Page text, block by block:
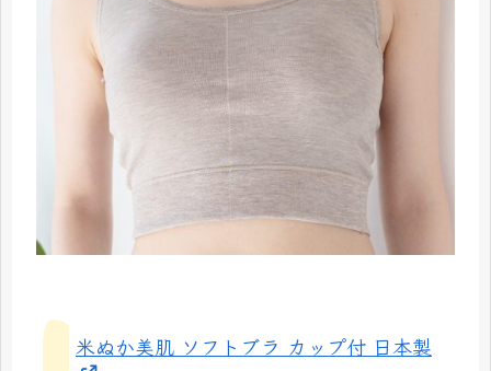
米ぬか美肌 ソフトブラ カップ付 日本製